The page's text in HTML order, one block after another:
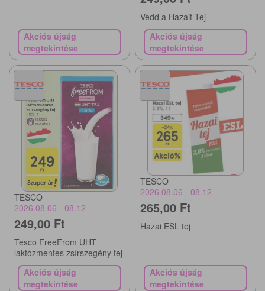
Akciós újság
megtekintése
Vedd a Hazait Tej
Akciós újság
megtekintése
TESCO
2026.08.06 - 08.12
249,00 Ft
Tesco FreeFrom UHT
laktózmentes zsírszegény tej
Akciós újság
megtekintése
TESCO
2026.08.06 - 08.12
265,00 Ft
Hazai ESL tej
Akciós újság
megtekintése